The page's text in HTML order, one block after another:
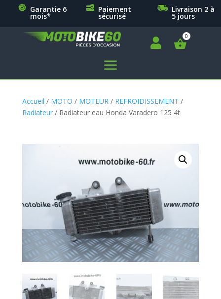
Garantie 6
mois*
Paiement
sécurisé
Livraison 2 à
5 jours

a
Accueil / MOTO / MOTEUR / REFROIDISSEMENT /
Radiateur/ Radiateur eau Honda Varadero 125 4t